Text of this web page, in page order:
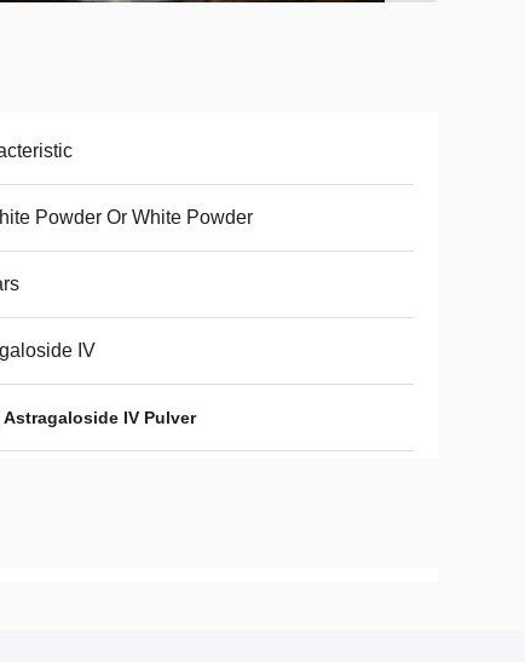
Powder Or White Powder
IV
IV Pulver